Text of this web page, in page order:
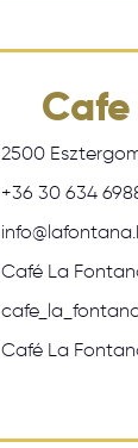
2500
+36 30 634
Café La
Café La